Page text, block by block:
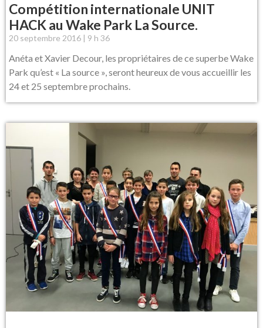
Compétition internationale UNIT
HACK au Wake Park La Source.
20 septembre 2016 9 h 36
Anéta et Xavier Decour, les propriétaires de ce superbe Wake
Park qu’est « La source », seront heureux de vous accueillir les
24 et 25 septembre prochains.